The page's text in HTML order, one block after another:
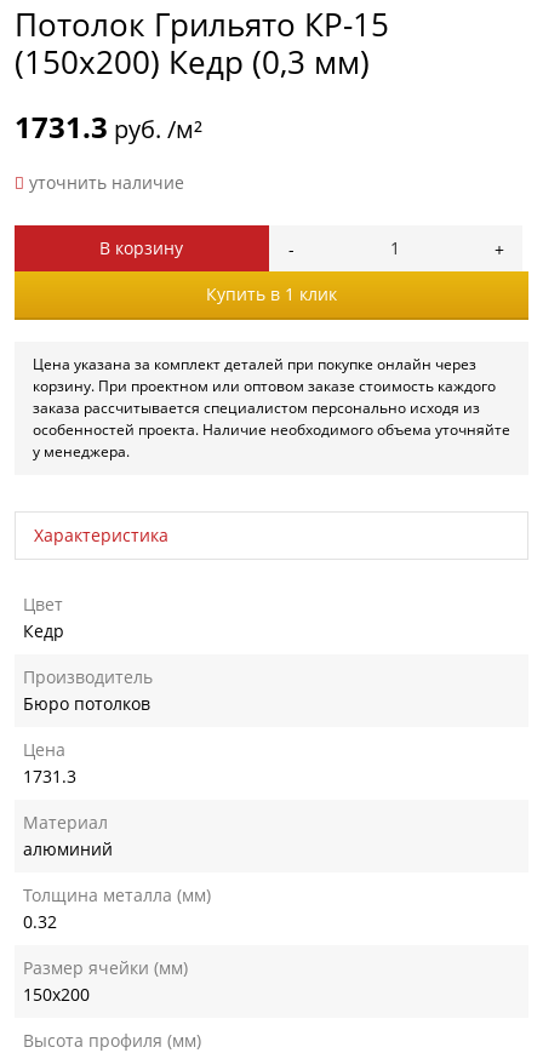
Потолок Грильято КР-15
(150х200) Кедр (0,3 мм)
1731.3 руб. /м²
уточнить наличие
В корзину
Купить в 1 клик
Цена указана за комплект деталей при покупке онлайн через
корзину. При проектном или оптовом заказе стоимость каждого
заказа рассчитывается специалистом персонально исходя из
особенностей проекта. Наличие необходимого объема уточняйте
у менеджера.
Характеристика
Цвет
Кедр
Производитель
Бюро потолков
Цена
1731.3
Материал
алюминий
Толщина металла (мм)
0.32
Размер ячейки (мм)
150х200
Высота профиля (мм)